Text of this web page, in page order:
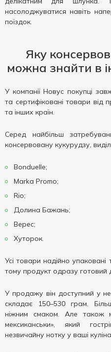
насолоджуватися навіть
поїздок.
Яку
можна знайти в
У компанії Новус покупці
та сертифіковані товари від
та інших країн.
Серед найбільш
консервовану кукурудзу,
Bonduelle;
Marka Promo;
Rio;
Долина Бажань;
Верес;
Хуторок.
Усі товари надійно упаковані
тому продукт одразу готовий
У продажу він доступний у
складає 150–530 грам.
ніжним смаком. Але також
мексиканськи», який
незвичайну нотку у ваші